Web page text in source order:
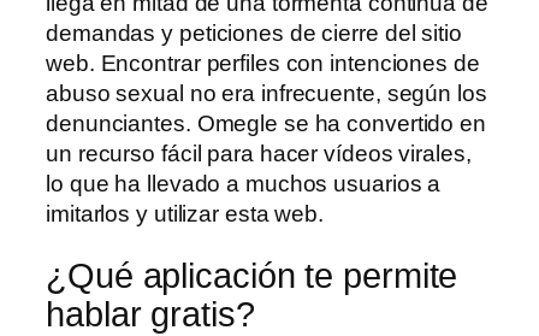
demandas y peticiones de cierre del sitio
web. Encontrar perfiles con intenciones de
abuso sexual no era infrecuente, según los
denunciantes. Omegle se ha convertido en
un recurso fácil para hacer vídeos virales,
lo que ha llevado a muchos usuarios a
imitarlos y utilizar esta web.
¿Qué aplicación te permite
hablar gratis?